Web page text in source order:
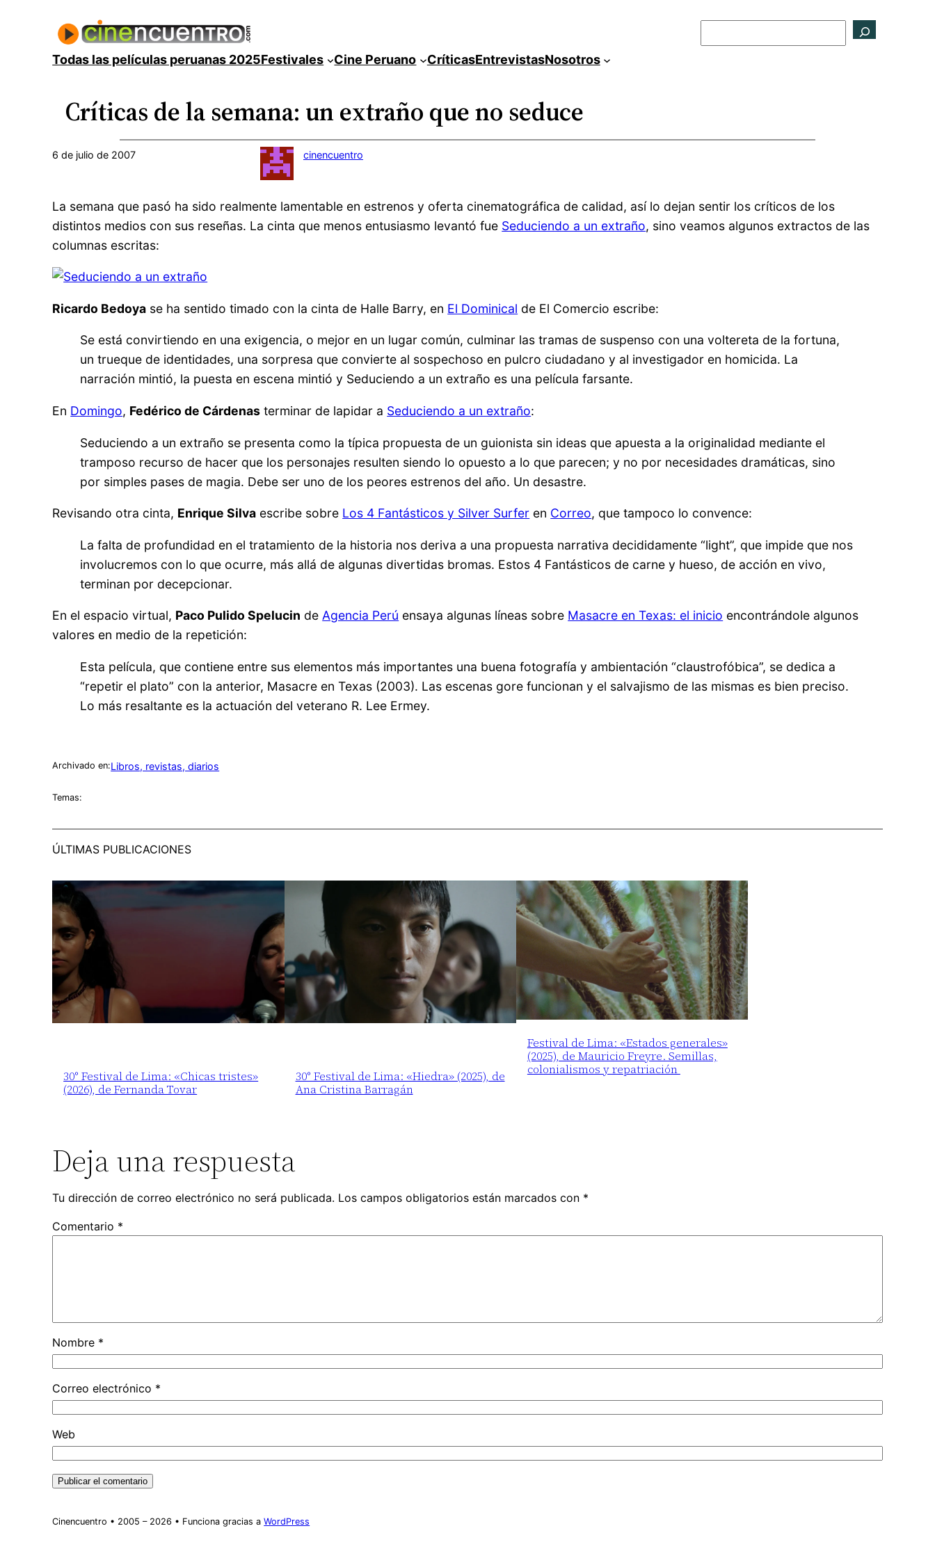
contenidoTodas las películas peruanas 2025Festivales Cine Peruano CríticasEntrevistasNosotros
Críticas de la semana: un extraño que no seduce
6 de julio de 2007 cinencuentro
La semana que pasó ha sido realmente lamentable en estrenos y oferta cinematográfica de calidad, así lo dejan sentir los críticos de los
distintos medios con sus reseñas. La cinta que menos entusiasmo levantó fue Seduciendo a un extraño, sino veamos algunos extractos de las
columnas escritas:
Ricardo Bedoya se ha sentido timado con la cinta de Halle Barry, en El Dominical de El Comercio escribe:
Se está convirtiendo en una exigencia, o mejor en un lugar común, culminar las tramas de suspenso con una voltereta de la fortuna,
un trueque de identidades, una sorpresa que convierte al sospechoso en pulcro ciudadano y al investigador en homicida. La
narración mintió, la puesta en escena mintió y Seduciendo a un extraño es una película farsante.
En Domingo, Fedérico de Cárdenas terminar de lapidar a Seduciendo a un extraño:
Seduciendo a un extraño se presenta como la típica propuesta de un guionista sin ideas que apuesta a la originalidad mediante el
tramposo recurso de hacer que los personajes resulten siendo lo opuesto a lo que parecen; y no por necesidades dramáticas, sino
por simples pases de magia. Debe ser uno de los peores estrenos del año. Un desastre.
Revisando otra cinta, Enrique Silva escribe sobre Los 4 Fantásticos y Silver Surfer en Correo, que tampoco lo convence:
La falta de profundidad en el tratamiento de la historia nos deriva a una propuesta narrativa decididamente “light”, que impide que nos
involucremos con lo que ocurre, más allá de algunas divertidas bromas. Estos 4 Fantásticos de carne y hueso, de acción en vivo,
terminan por decepcionar.
En el espacio virtual, Paco Pulido Spelucin deAgencia Perú ensaya algunas líneas sobre Masacre en Texas: el inicio encontrándole algunos
valores en medio de la repetición:
Esta película, que contiene entre sus elementos más importantes una buena fotografía y ambientación “claustrofóbica”, se dedica a
“repetir el plato” con la anterior, Masacre en Texas (2003). Las escenas gore funcionan y el salvajismo de las mismas es bien preciso.
Lo más resaltante es la actuación del veterano R. Lee Ermey.
Archivado en:Libros, revistas, diarios
Temas:
ÚLTIMAS PUBLICACIONES
30° Festival de Lima: «Chicas tristes»
(2026), de Fernanda Tovar
30° Festival de Lima: «Hiedra» (2025), de
Ana Cristina Barragán
Festival de Lima: «Estados generales»
(2025), de Mauricio Freyre. Semillas,
colonialismos y repatriación
Deja una respuesta
Tu dirección de correo electrónico no será publicada. Los campos obligatorios están marcados con *
Comentario *
Nombre *
Correo electrónico *
Web
Cinencuentro • 2005 – 2026 • Funciona gracias aWordPress